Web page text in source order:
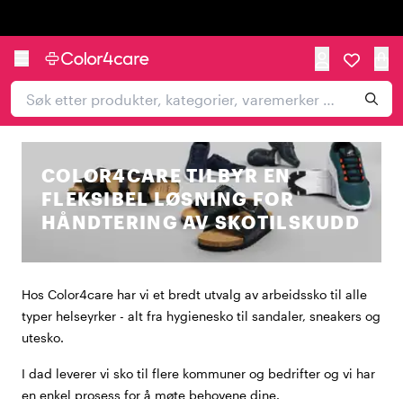
COLOR4CARE TILBYR EN
FLEKSIBEL LØSNING FOR
HÅNDTERING AV SKOTILSKUDD
Hos Color4care har vi et bredt utvalg av arbeidssko til alle
typer helseyrker - alt fra hygienesko til sandaler, sneakers og
utesko.
I dad leverer vi sko til flere kommuner og bedrifter og vi har
en enkel prosess for å møte behovene dine.